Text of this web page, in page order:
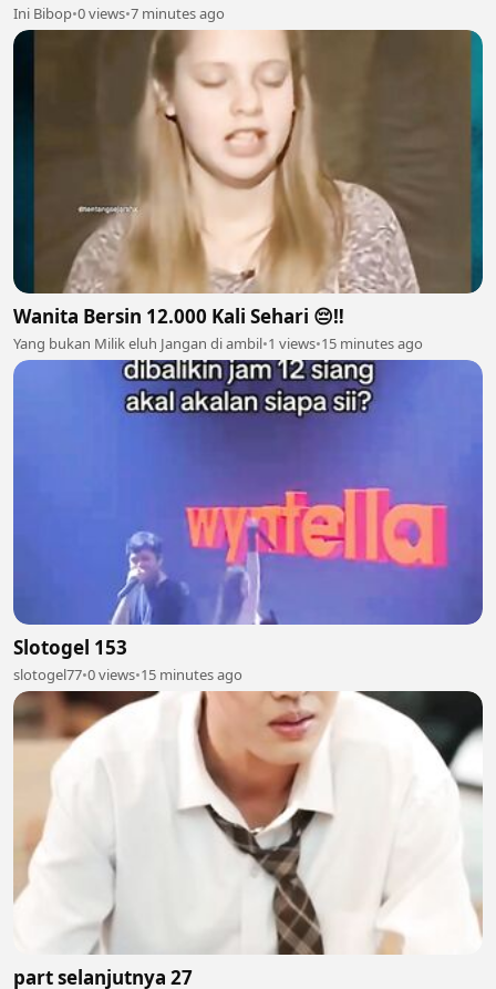
Ini Bibop•0 views•7 minutes ago
Wanita Bersin 12.000 Kali Sehari 😔‼️
Yang bukan Milik eluh Jangan di ambil•1 views•15 minutes ago
Slotogel 153
slotogel77•0 views•15 minutes ago
part selanjutnya 27